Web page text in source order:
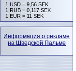
1 USD = 9,56 SEK
1 RUB = 0,117 SEK
1 EUR = 11 SEK
Информация о рекламе
на Шведской Пальме